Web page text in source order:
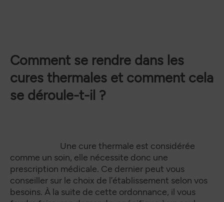
Comment se rendre dans les
cures thermales et comment cela
se déroule-t-il ?
Une cure thermale est considérée
comme un soin, elle nécessite donc une
prescription médicale. Ce dernier peut vous
conseiller sur le choix de l’établissement selon vos
besoins. À la suite de cette ordonnance, il vous